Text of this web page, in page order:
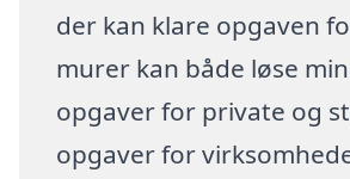
der kan klare opgaven
murer kan både løse
opgaver for private og
opgaver for